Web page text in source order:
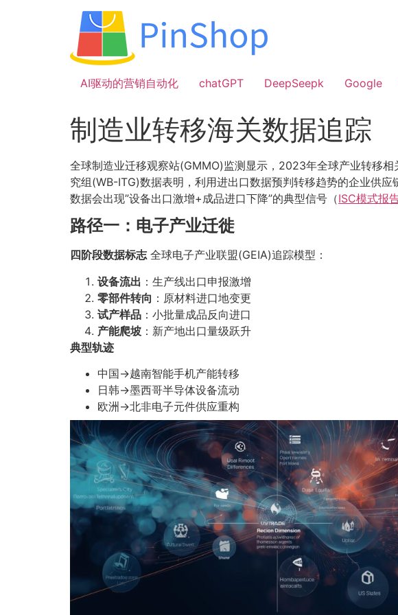
AI驱动的营销自动化
chatGPT DeepSeepk Google
制造业转移海关数据追踪
全球制造业迁移观察站(GMMO)监测显示，2023年全球产业转移
究组(WB-ITG)数据表明，利用进出口数据预判转移趋势的企业供应
数据会出现”设备出口激增+成品进口下降”的典型信号（ISC模式报
路径一：电子产业迁徙
四阶段数据标志全球电子产业联盟(GEIA)追踪模型：
设备流出 ：生产线出口申报激增
零部件转向 ：原材料进口地变更
试产样品 ：小批量成品反向进口
产能爬坡 ：新产地出口量级跃升
典型轨迹
中国→越南智能手机产能转移
日韩→墨西哥半导体设备流动
欧洲→北非电子元件供应重构